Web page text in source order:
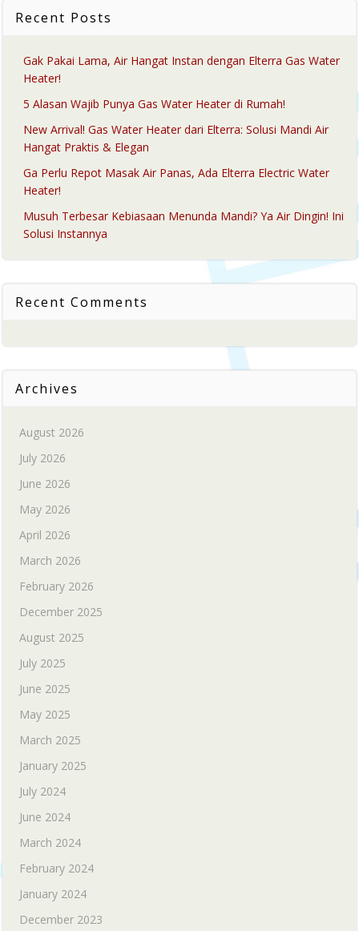
Recent Posts
Gak Pakai Lama, Air Hangat Instan dengan Elterra Gas Water
Heater!
5 Alasan Wajib Punya Gas Water Heater di Rumah!
New Arrival! Gas Water Heater dari Elterra: Solusi Mandi Air
Hangat Praktis & Elegan
Ga Perlu Repot Masak Air Panas, Ada Elterra Electric Water
Heater!
Musuh Terbesar Kebiasaan Menunda Mandi? Ya Air Dingin! Ini
Solusi Instannya
Recent Comments
Archives
August 2026
July 2026
June 2026
May 2026
April 2026
March 2026
February 2026
December 2025
August 2025
July 2025
June 2025
May 2025
March 2025
January 2025
July 2024
June 2024
March 2024
February 2024
January 2024
December 2023